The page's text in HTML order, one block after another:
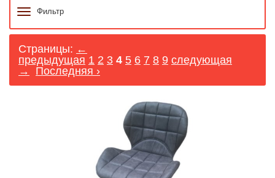
Фильтр
Страницы: ←
предыдущая 1 2 3 4 5 6 7 8 9 следующая
→
Последняя ›